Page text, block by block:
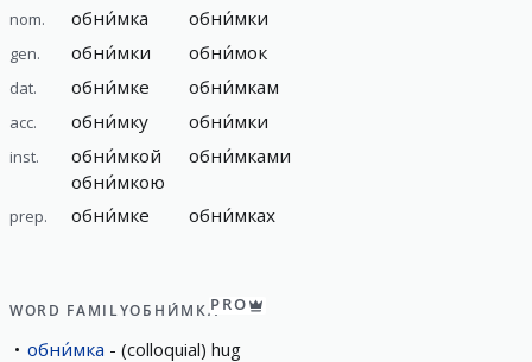
nom.
обни́мка обни́мки
gen. обни́мки обни́мок
dat. обни́мке обни́мкам
acc. обни́мку обни́мки
inst.
обни́мкой
обни́мкою
обни́мками
prep. обни́мке обни́мках
WORD FAMILYОБНИ́МКАPRO
обни́мка (colloquial) hug